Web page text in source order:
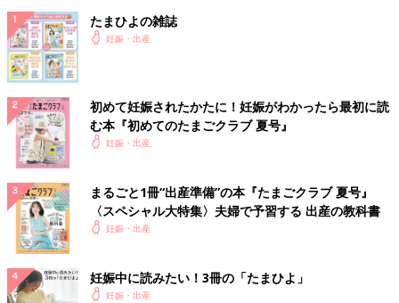
妊婦ごはんは、パパにお願いするのもおすすめ
です。パパがちょっとお料理が苦手でも作れ
大人2人分】
妊娠中は、カロリーのコントロールが大切で
す。おいしくて栄養たっぷりな食材を使って、
食材を使うとお値段も抑えめになり、おすすめ
です。
焼きがつお、ブロッコリーのあえもの
【妊婦ごはん・大人2人分】
多くとれ、妊婦ごはんのおすすめです。塩分が
高くならないよう、だしのうまみを上手に使っ
たまひよの雑誌
妊娠・出産
初めて妊娠されたかたに！妊娠がわかったら最初に読
む本『初めてのたまごクラブ 夏号』
妊娠・出産
まるごと1冊“出産準備”の本『たまごクラブ 夏号』
〈スペシャル大特集〉夫婦で予習する 出産の教科書
妊娠・出産
妊娠中に読みたい！3冊の「たまひよ」
妊娠・出産